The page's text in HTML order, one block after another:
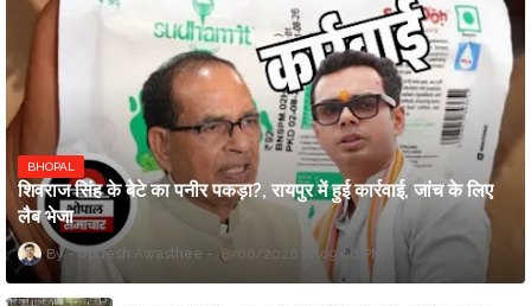
BHOPAL
शिवराज सिंह के बेटे का पनीर पकड़ा?, रायपुर में हुई कार्रवाई, जांच के लिए
लैब भेजा
Updesh Awasthee 8/06/2026 10:09:00 PM